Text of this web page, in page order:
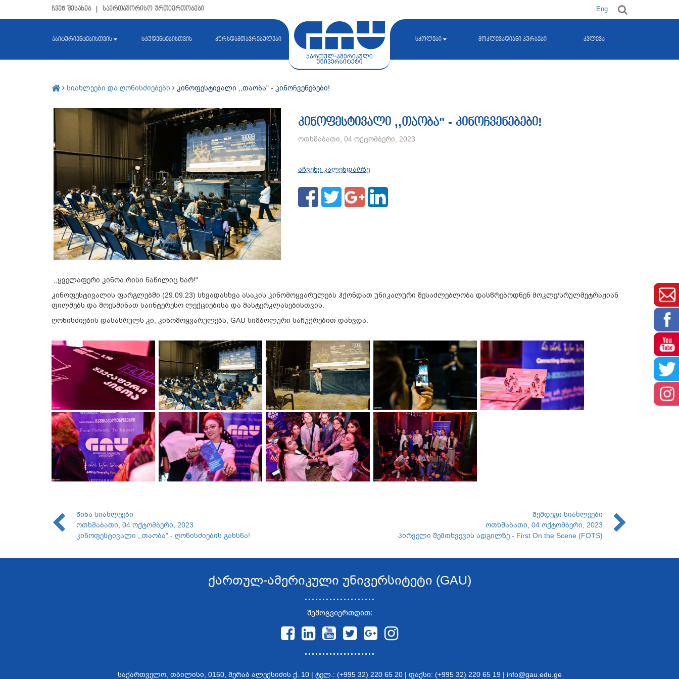
ჩვენ შესახებ საერთაშორისო ურთიერთობები Eng
აბიტურიენტებისთვის სტუდენტებისთვის კურსდამთავრებულები სკოლები მოკლევადიანი კურსები კვლევა
სიახლეები და ღონისძიებები კინოფესტივალი ,,თაობა" - კინოჩვენებები!
კინოფესტივალი ,,თაობა" - კინოჩვენებები!
ოთხშაბათი, 04 ოქტომბერი, 2023
აჩვენე კალენდარზე
,,ყველაფერი კინოა რისი ნაწილიც ხარ!"
კინოფესტივალის ფარგლებში (29.09.23) სხვადასხვა ასაკის კინომოყვარულებს ჰქონდათ უნიკალური შესაძლებლობა დასწრებოდნენ მოკლე/სრულმეტრაჟიან
ფილმებს და მოესმინათ საინტერესო ლექციებისა და მასტერკლასებისთვის.
ღონისძიების დასასრულს კი, კინომოყვარულებს, GAU სიმბოლური საჩუქრებით დახვდა.
წინა სიახლეები
ოთხშაბათი, 04 ოქტომბერი, 2023
კინოფესტივალი ,,თაობა" - ღონისძიების გახსნა!
შემდეგი სიახლეები
ოთხშაბათი, 04 ოქტომბერი, 2023
პირველი შემთხვევის ადგილზე - First On the Scene (FOTS)
ქართულ-ამერიკული უნივერსიტეტი (GAU)
....................
შემოგვიერთდით:
....................
საქართველო, თბილისი, 0160, მერაბ ალექსიძის ქ. 10 | ტელ.: (+995 32) 220 65 20 | ფაქსი: (+995 32) 220 65 19 | info@gau.edu.ge